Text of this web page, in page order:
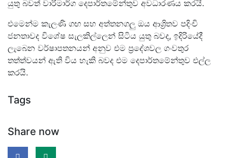
යුතු බවත් වාරිමාර්ග දෙපාර්තමේන්තුව අවධාරණය කරයි.
එමෙන්ම කැලණි ගඟ සහ අත්තනගලු ඔය ආශ්‍රිතව පදිංචි
ජනතාවද විශේෂ සැලකිල්ලෙන් සිටිය යුතු බවද, ඉදිරියේදී
ලැබෙන වර්ෂාපතනයන් අනුව එම ප්‍රදේශවල ගංවතුර
තත්ත්වයන් ඇති විය හැකි බවද එම දෙපාර්තමේන්තුව එල්ල
කරයි.
Tags
Share now